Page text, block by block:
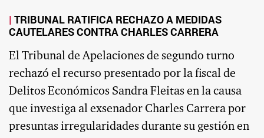
TRIBUNAL RATIFICA RECHAZO A MEDIDAS
CAUTELARES CONTRA CHARLES CARRERA
El Tribunal de Apelaciones de segundo turno
rechazó el recurso presentado por la fiscal de
Delitos Económicos Sandra Fleitas en la causa
que investiga al exsenador Charles Carrera por
presuntas irregularidades durante su gestión en